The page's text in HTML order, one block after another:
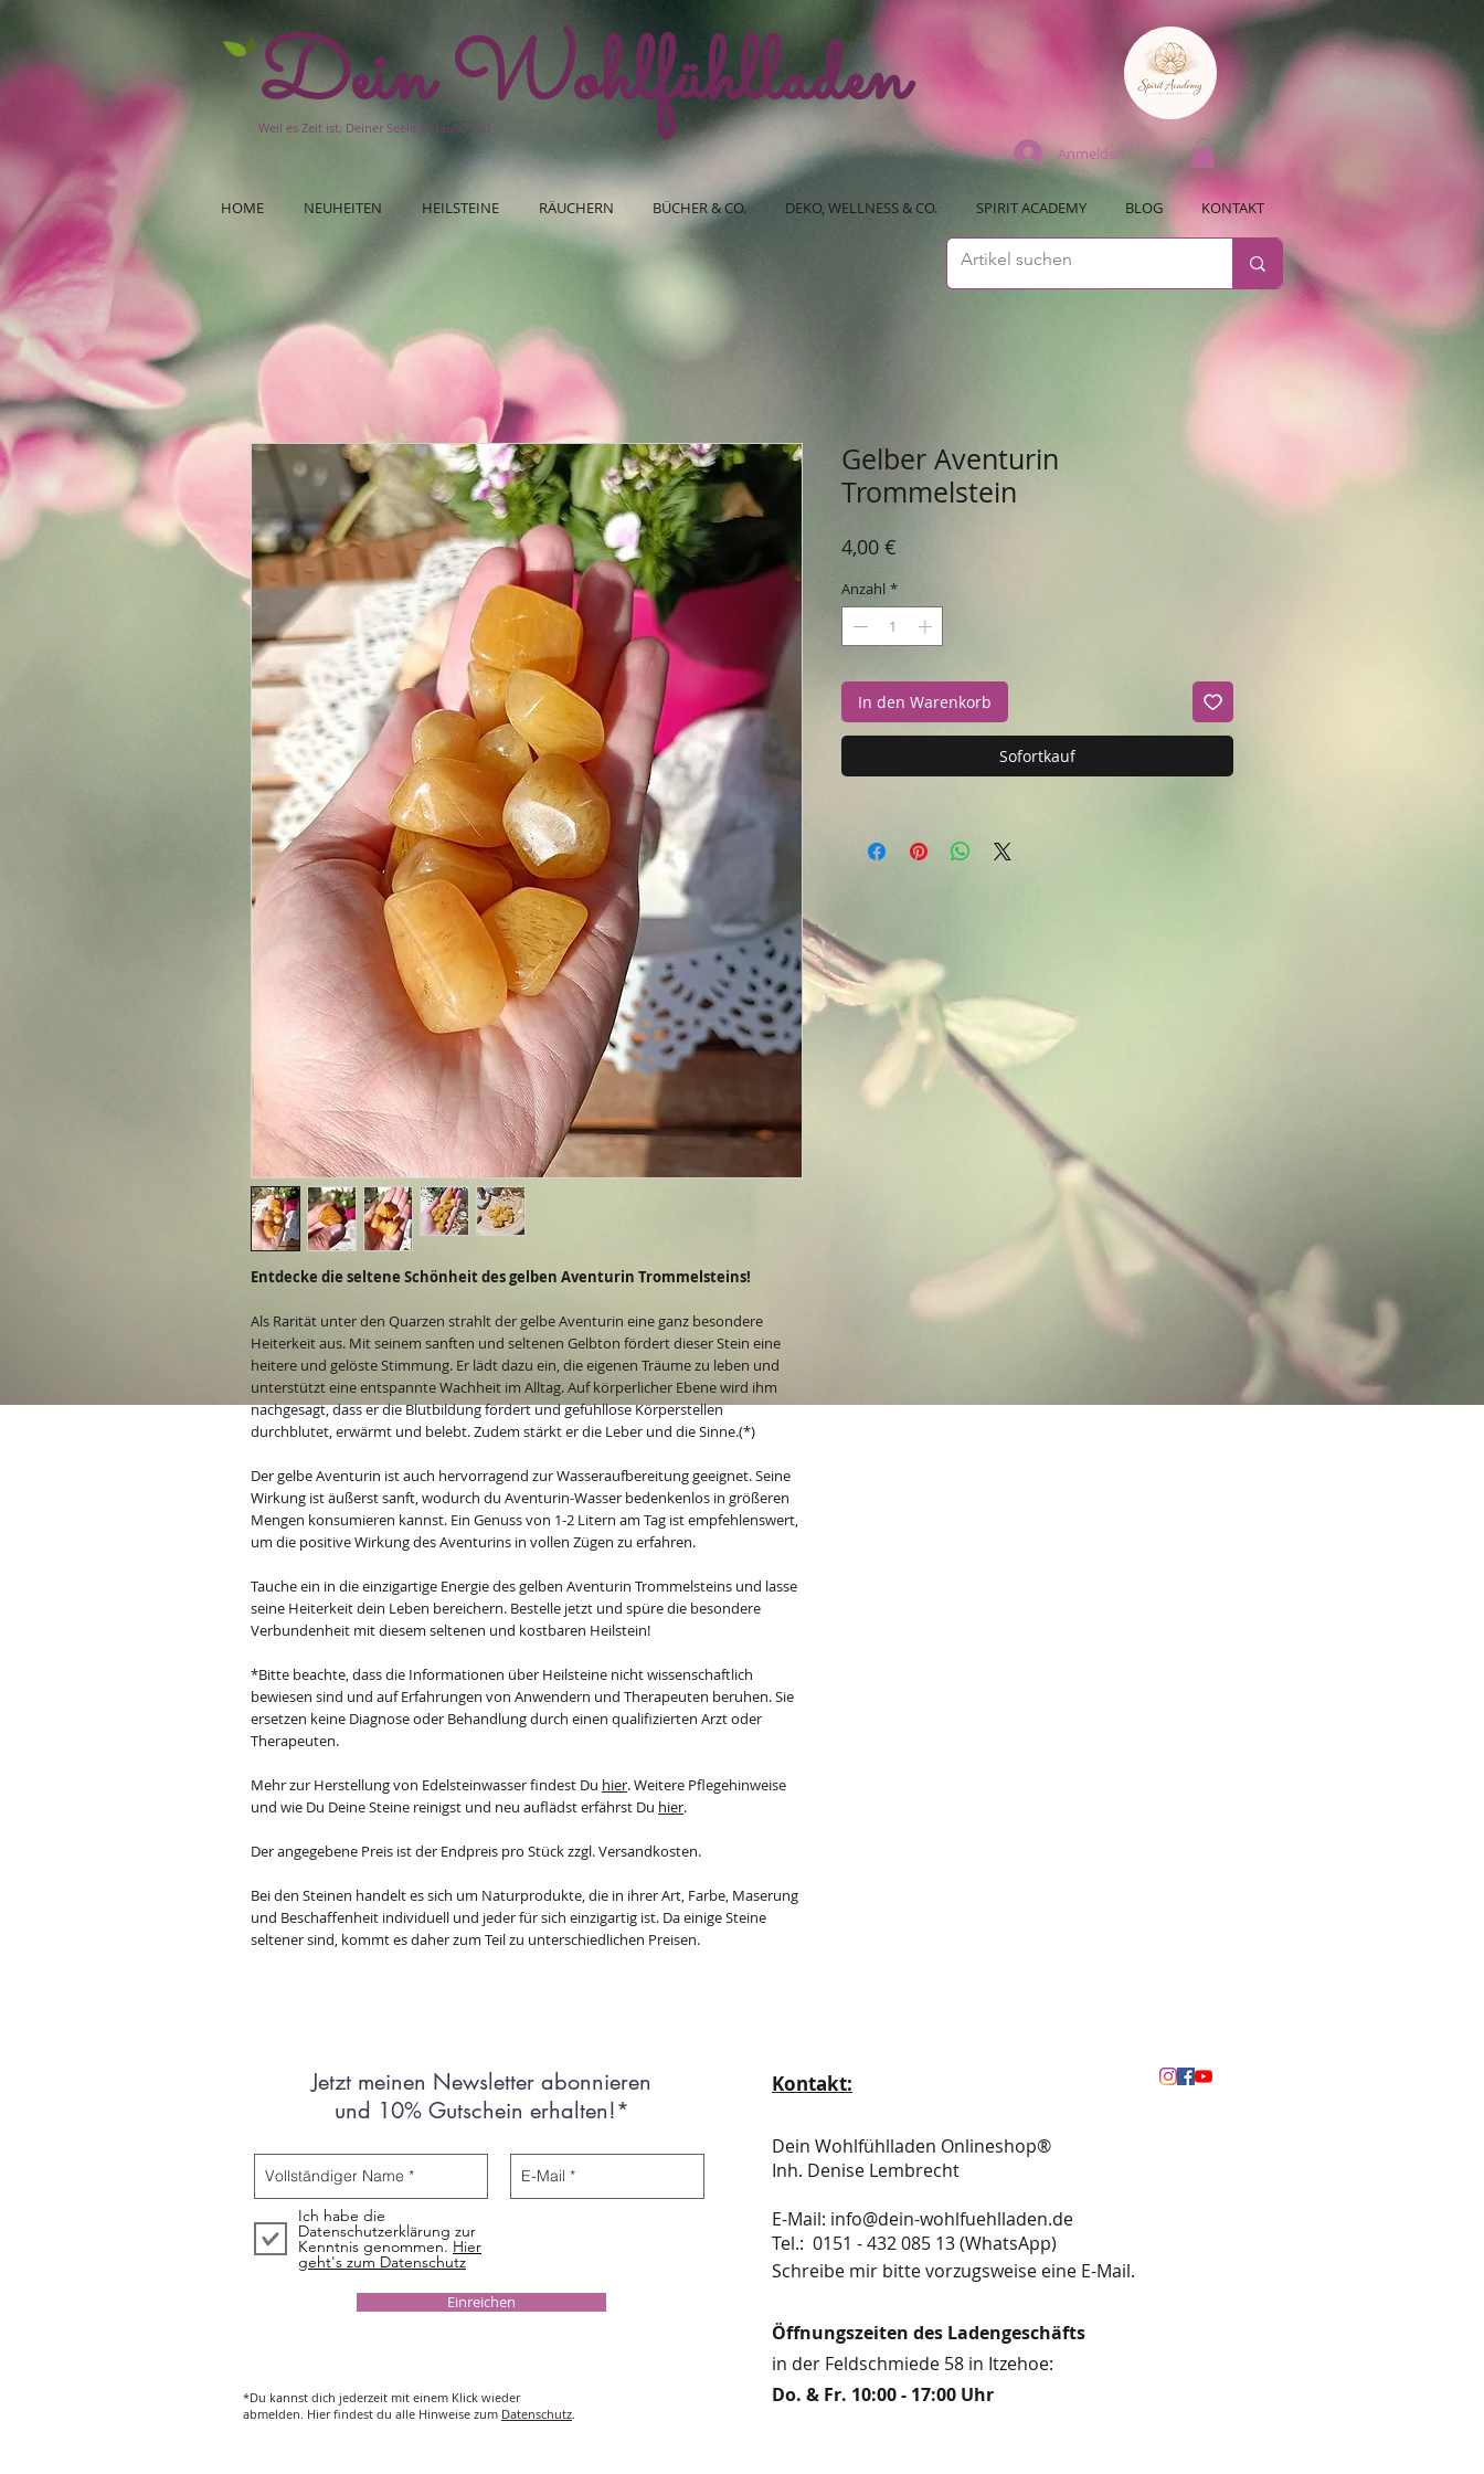
Dein Wohlfühlladen
Weil es Zeit ist, Deiner Seele zu lauschen!
Anmelden
HOME NEUHEITEN HEILSTEINE RÄUCHERN BÜCHER & CO. DEKO, WELLNESS & CO. SPIRIT ACADEMY BLOG KONTAKT
Entdecke die seltene Schönheit des gelben Aventurin Trommelsteins!
Als Rarität unter den Quarzen strahlt der gelbe Aventurin eine ganz besondere
Heiterkeit aus. Mit seinem sanften und seltenen Gelbton fördert dieser Stein eine
heitere und gelöste Stimmung. Er lädt dazu ein, die eigenen Träume zu leben und
unterstützt eine entspannte Wachheit im Alltag. Auf körperlicher Ebene wird ihm
nachgesagt, dass er die Blutbildung fördert und gefühllose Körperstellen
durchblutet, erwärmt und belebt. Zudem stärkt er die Leber und die Sinne.(*)
Der gelbe Aventurin ist auch hervorragend zur Wasseraufbereitung geeignet. Seine
Wirkung ist äußerst sanft, wodurch du Aventurin-Wasser bedenkenlos in größeren
Mengen konsumieren kannst. Ein Genuss von 1-2 Litern am Tag ist empfehlenswert,
um die positive Wirkung des Aventurins in vollen Zügen zu erfahren.
Tauche ein in die einzigartige Energie des gelben Aventurin Trommelsteins und lasse
seine Heiterkeit dein Leben bereichern. Bestelle jetzt und spüre die besondere
Verbundenheit mit diesem seltenen und kostbaren Heilstein!
*Bitte beachte, dass die Informationen über Heilsteine nicht wissenschaftlich
bewiesen sind und auf Erfahrungen von Anwendern und Therapeuten beruhen. Sie
ersetzen keine Diagnose oder Behandlung durch einen qualifizierten Arzt oder
Therapeuten.
Mehr zur Herstellung von Edelsteinwasser findest Du hier. Weitere Pflegehinweise
und wie Du Deine Steine reinigst und neu auflädst erfährst Du hier.
Der angegebene Preis ist der Endpreis pro Stück zzgl. Versandkosten.
Bei den Steinen handelt es sich um Naturprodukte, die in ihrer Art, Farbe, Maserung
und Beschaffenheit individuell und jeder für sich einzigartig ist. Da einige Steine
seltener sind, kommt es daher zum Teil zu unterschiedlichen Preisen.
Gelber Aventurin
Trommelstein
4,00 €
Anzahl *
In den Warenkorb
Sofortkauf
Jetzt meinen Newsletter abonnieren
und 10% Gutschein erhalten!*
Ich habe die
Datenschutzerklärung zur
Kenntnis genommen. Hier
geht's zum Datenschutz
Einreichen
*Du kannst dich jederzeit mit einem Klick wieder
abmelden. Hier findest du alle Hinweise zum Datenschutz.
Kontakt:
Dein Wohlfühlladen Onlineshop®
Inh. Denise Lembrecht
E-Mail: info@dein-wohlfuehlladen.de
​​​​​​​​​​​​​​​​​​​​Tel.: 0151 - 432 085 13 (WhatsApp)
Schreibe mir bitte vorzugsweise eine E-Mail.
Öffnungszeiten des Ladengeschäfts
in der Feldschmiede 58 in Itzehoe:
Do. & Fr. 10:00 - 17:00 Uhr